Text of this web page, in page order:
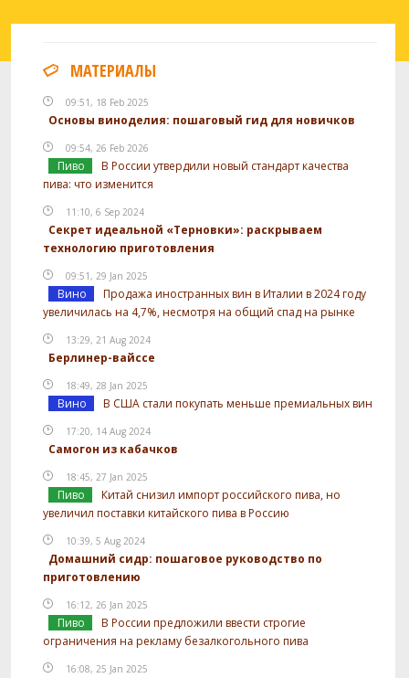
МАТЕРИАЛЫ
09:51, 18 Feb 2025
Основы виноделия: пошаговый гид для новичков
09:54, 26 Feb 2026
Пиво
В России утвердили новый стандарт качества
пива: что изменится
11:10, 6 Sep 2024
Секрет идеальной «Терновки»: раскрываем
технологию приготовления
09:51, 29 Jan 2025
Вино
Продажа иностранных вин в Италии в 2024 году
увеличилась на 4,7%, несмотря на общий спад на рынке
13:29, 21 Aug 2024
Берлинер-вайссе
18:49, 28 Jan 2025
Вино В США стали покупать меньше премиальных вин
17:20, 14 Aug 2024
Самогон из кабачков
18:45, 27 Jan 2025
Пиво
Китай снизил импорт российского пива, но
увеличил поставки китайского пива в Россию
10:39, 5 Aug 2024
Домашний сидр: пошаговое руководство по
приготовлению
16:12, 26 Jan 2025
Пиво
В России предложили ввести строгие
ограничения на рекламу безалкогольного пива
16:08, 25 Jan 2025